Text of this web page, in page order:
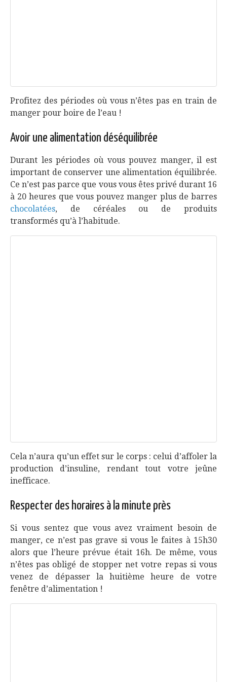
Profitez des périodes où vous n’êtes pas en train de
manger pour boire de l’eau !
Avoir une alimentation déséquilibrée
Durant les périodes où vous pouvez manger, il est
important de conserver une alimentation équilibrée.
Ce n’est pas parce que vous vous êtes privé durant 16
à 20 heures que vous pouvez manger plus de barres
chocolatées, de céréales ou de produits
transformés qu’à l’habitude.
Cela n’aura qu’un effet sur le corps : celui d’affoler la
production d’insuline, rendant tout votre jeûne
inefficace.
Respecter des horaires à la minute près
Si vous sentez que vous avez vraiment besoin de
manger, ce n’est pas grave si vous le faites à 15h30
alors que l’heure prévue était 16h. De même, vous
n’êtes pas obligé de stopper net votre repas si vous
venez de dépasser la huitième heure de votre
fenêtre d’alimentation !